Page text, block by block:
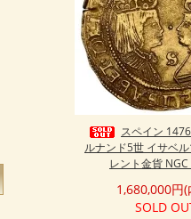
スペイン
ルナンド5世 イサベ
レント金貨
1,680,000円(
SOLD